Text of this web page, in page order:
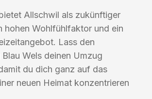
Allschwil als zukünftiger
hohen Wohlfühlfaktor und ein
Lass den
Wels deinen Umzug
du dich ganz auf das
neuen Heimat konzentrieren